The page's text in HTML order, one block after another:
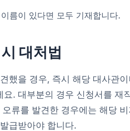
름이 있다면 모두 기재합니다.
대처법
했을 경우, 즉시 해당 대사관
. 대부분의 경우 신청서를 재
류를 발견한 경우에는 해당
급받아야 합니다.